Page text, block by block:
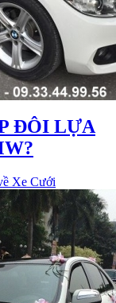
ĐÔI LỰA
Xe Cưới